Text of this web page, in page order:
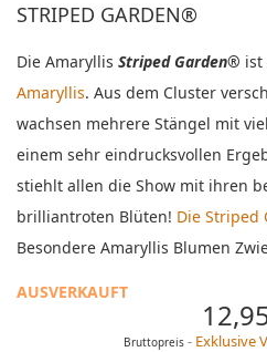
STRIPED GARDEN®
Die Amaryllis Striped Garden® ist
Amaryllis. Aus dem Cluster
wachsen mehrere Stängel mit
einem sehr eindrucksvollen
stiehlt allen die Show mit ihren
brilliantroten Blüten! Die Striped
Besondere Amaryllis Blumen
AUSVERKAUFT
Bruttopreis Exklusive